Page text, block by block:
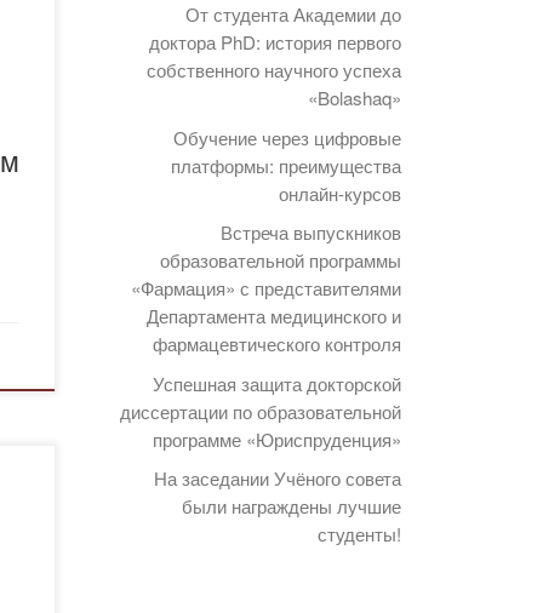
От студента Академии до
доктора PhD: история первого
собственного научного успеха
«Bolashaq»
Обучение через цифровые
платформы: преимущества
онлайн-курсов
Встреча выпускников
образовательной программы
«Фармация» с представителями
Департамента медицинского и
фармацевтического контроля
Успешная защита докторской
диссертации по образовательной
программе «Юриспруденция»
На заседании Учёного совета
были награждены лучшие
студенты!